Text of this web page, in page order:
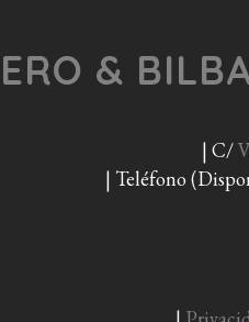
&
| C/
| Teléfono